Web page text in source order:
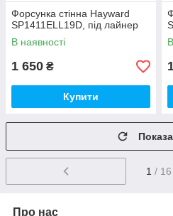
Форсунка стінна Hayward
SP1411ELL19D, під лайнер
В наявності
1 650 ₴
Купити
1 / 16
Про нас